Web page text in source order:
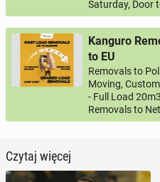
Saturday, Door
Kanguro
to EU
Removals to
Moving,
- Full Load
Removals to
Czytaj więcej